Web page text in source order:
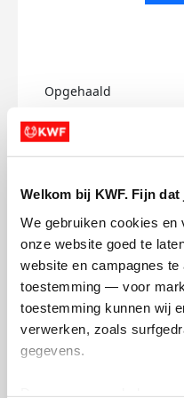
Welkom bij KWF. Fijn
We gebruiken cookies en
onze website goed te
website en campagnes
toestemming — voor
toestemming kunnen wij
verwerken, zoals
gegevens.
Opgehaald